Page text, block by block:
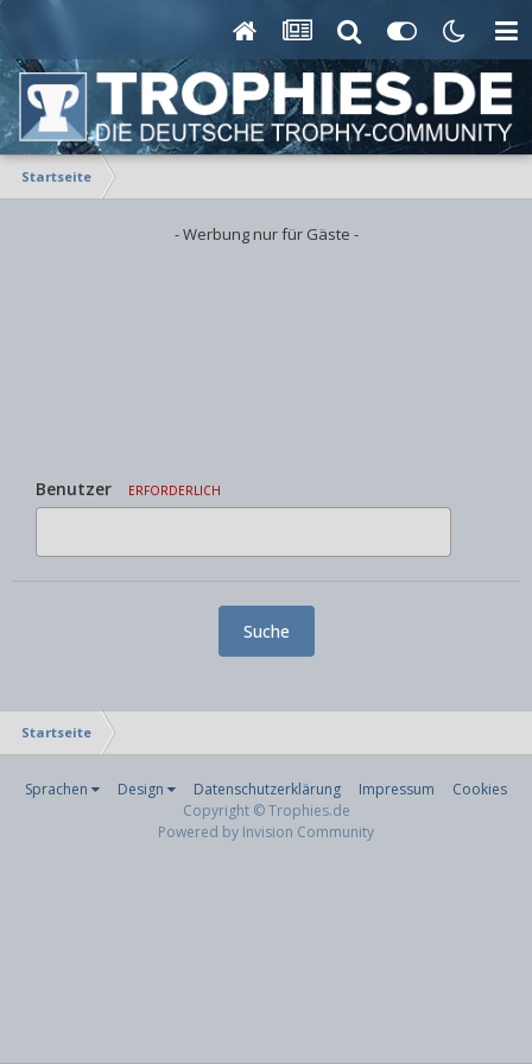
Startseite
- Werbung nur für Gäste -
Benutzer ERFORDERLICH
Suche
Startseite
Sprachen Design Datenschutzerklärung Impressum
Cookies
Copyright © Trophies.de
Powered by Invision Community